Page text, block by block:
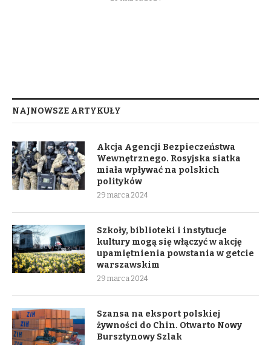
NAJNOWSZE ARTYKUŁY
Akcja Agencji Bezpieczeństwa
Wewnętrznego. Rosyjska siatka
miała wpływać na polskich
polityków
29 marca 2024
Szkoły, biblioteki i instytucje
kultury mogą się włączyć w akcję
upamiętnienia powstania w getcie
warszawskim
29 marca 2024
Szansa na eksport polskiej
żywności do Chin. Otwarto Nowy
Bursztynowy Szlak